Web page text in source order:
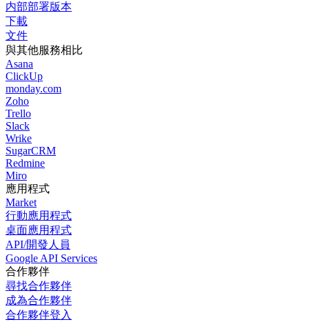
内部部署版本
下載
文件
與其他服務相比
Asana
ClickUp
monday.com
Zoho
Trello
Slack
Wrike
SugarCRM
Redmine
Miro
應用程式
Market
行動應用程式
桌面應用程式
API/開發人員
Google API Services
合作夥伴
尋找合作夥伴
成為合作夥伴
合作夥伴登入